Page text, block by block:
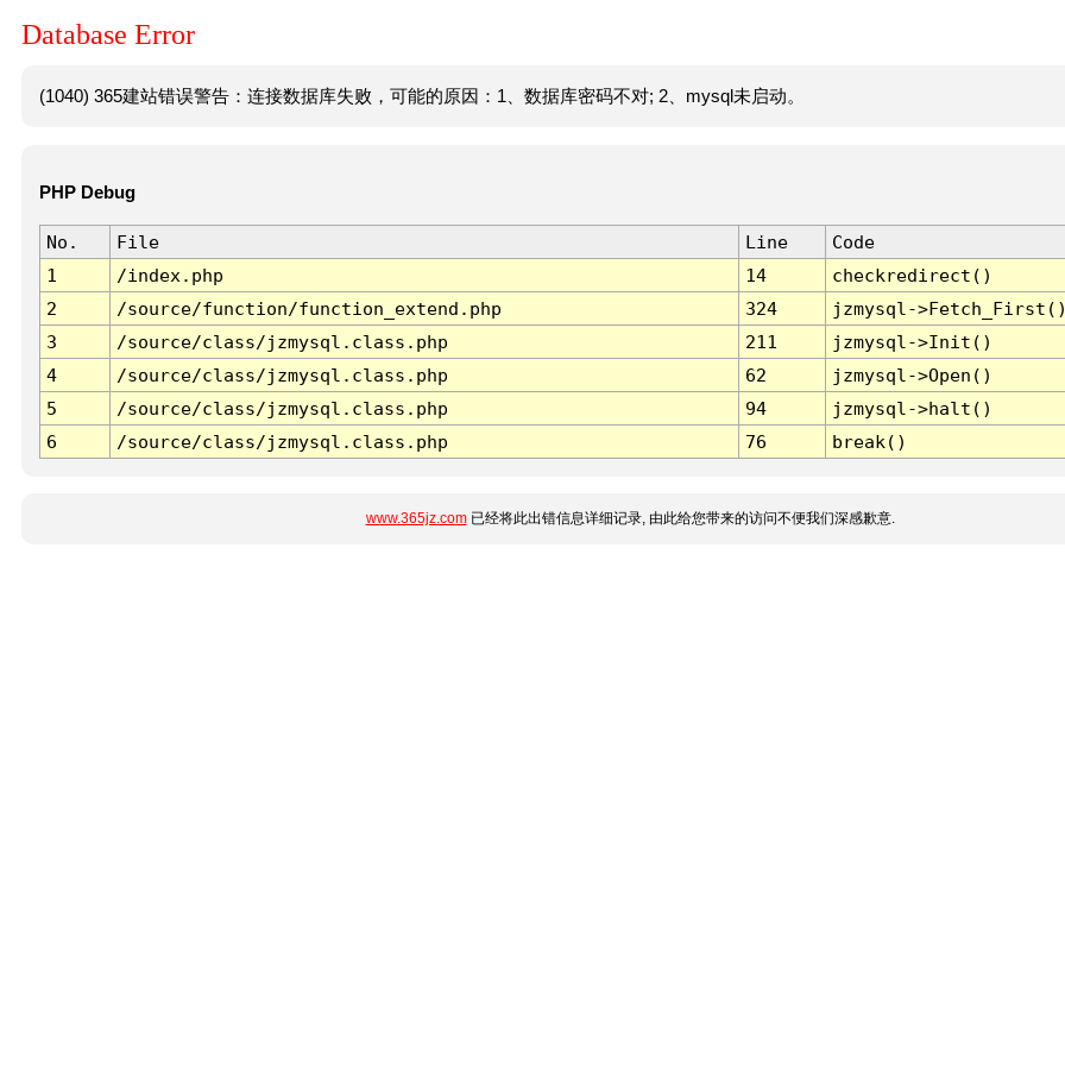
Database Error
(1040) 365建站错误警告：连接数据库失败，可能的原因：1、数据库密码不对; 2、mysql未启动。
PHP Debug
No. File Line
Code
1
/index.php 14
checkredirect()
2
/source/function/function_extend.php 324
jzmysql-
3
/source/class/jzmysql.class.php 211
jzmysql->Init()
4
/source/class/jzmysql.class.php 62
jzmysql->Open()
5
/source/class/jzmysql.class.php 94
jzmysql->halt()
6
/source/class/jzmysql.class.php 76 break()
www.365jz.com已经将此出错信息详细记录, 由此给您带来的访问不便我们深感歉意.